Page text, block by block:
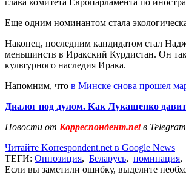
Еще одним номинантом стала
Наконец, последним кандидатом стал
меньшинств в Иракский Курдистан. Он
культурного наследия Ирака.
Напомним, что в Минске снова прошел
Диалог под дулом. Как Лукашенко
Новости от Корреспондент.netв
Читайте Korrespondent.net в Google News
ТЕГИ: Оппозиция, Беларусь, номинация,
Если вы заметили ошибку, выделите